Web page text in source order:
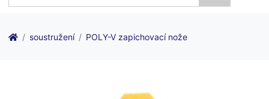
soustružení POLY-V zapichovací nože